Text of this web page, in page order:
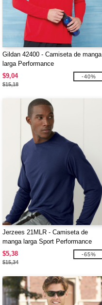
Gildan 42400 - Camiseta de manga
larga Performance
$9,04
$15,18
-40%
Jerzees 21MLR - Camiseta de
manga larga Sport Performance
$5,38
$15,34
-65%